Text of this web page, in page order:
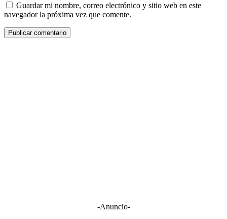
Guardar mi nombre, correo electrónico y sitio web en este
navegador la próxima vez que comente.
-Anuncio-